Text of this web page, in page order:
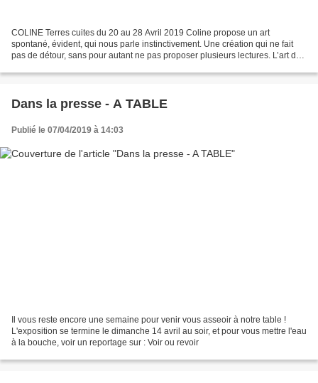
COLINE Terres cuites du 20 au 28 Avril 2019 Coline propose un art
spontané, évident, qui nous parle instinctivement. Une création qui ne fait
pas de détour, sans pour autant ne pas proposer plusieurs lectures. L’art de
Dans la presse - A TABLE
Publié le 07/04/2019 à 14:03
Il vous reste encore une semaine pour venir vous asseoir à notre table !
L'exposition se termine le dimanche 14 avril au soir, et pour vous mettre l'eau
à la bouche, voir un reportage sur : Voir ou revoir